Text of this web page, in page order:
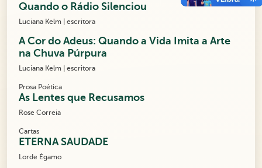
Quando o Rádio Silenciou
Luciana Kelm | escritora
A Cor do Adeus: Quando a Vida Imita a Arte
na Chuva Púrpura
Luciana Kelm | escritora
Prosa Poética
As Lentes que Recusamos
Rose Correia
Cartas
ETERNA SAUDADE
Lorde Égamo